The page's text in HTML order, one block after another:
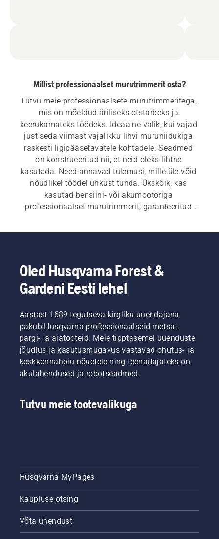
Millist professionaalset murutrimmerit osta?
Tutvu meie professionaalsete murutrimmeritega,
mis on mõeldud äriliseks otstarbeks ja
keerukamateks töödeks. Ideaalne valik, kui vajad
just seda viimast vajalikku lihvi muruniidukiga
raskesti ligipääsetavatele kohtadele. Seadmed
on konstrueeritud nii, et neid oleks lihtne
kasutada. Need annavad tulemusi, mille üle võid
nõudlikel töödel uhkust tunda. Ükskõik, kas
kasutad bensiini- või akumootoriga
professionaalset murutrimmerit, garanteeritud
Oled Husqvarna Forest &
Gardeni Eesti lehel
Aastast 1689 tegutseva kirgliku uuendajana
pakub Husqvarna professionaalseid metsa-,
pargi- ja aiatooteid. Meie tipptasemel uuenduste
jõudlus ja kasutusmugavus vastavad ohutus- ja
keskkonnahoiu nõuetele ning teenäitajateks on
akulahendused ja robotseadmed.
Tutvu meie tootevalikuga
Husqvarna MyPages
Kaupluse otsing
Võta ühendust